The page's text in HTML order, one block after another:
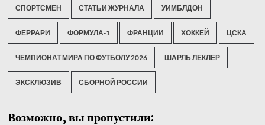
СПОРТСМЕН СТАТЬИ ЖУРНАЛА УИМБЛДОН
ФЕРРАРИ ФОРМУЛА-1 ФРАНЦИИ ХОККЕЙ ЦСКА
ЧЕМПИОНАТ МИРА ПО ФУТБОЛУ 2026 ШАРЛЬ ЛЕКЛЕР
ЭКСКЛЮЗИВ СБОРНОЙ РОССИИ
Возможно, вы пропустили: